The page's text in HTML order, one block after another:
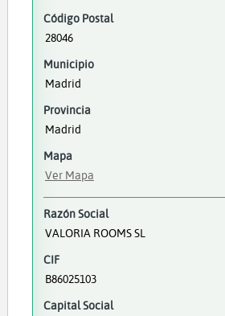
Código Postal
28046
Municipio
Madrid
Provincia
Madrid
Mapa
Ver Mapa
Razón Social
VALORIA ROOMS SL
CIF
B86025103
Capital Social